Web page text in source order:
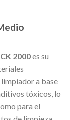
2000es su
a base
tóxicos, lo
para el